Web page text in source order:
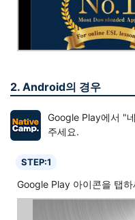
2. Android의 경우
Google Play에서 "
주세요.
STEP:1
Google Play 아이콘을 탭하